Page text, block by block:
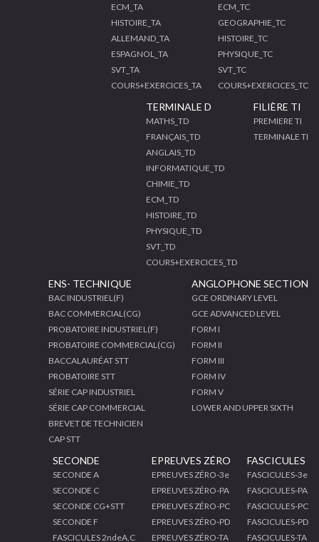
ECM_TA
HISTOIRE_TA
ALLEMAND_TA
ESPAGNOL_TA
SVT_TA
COURS+EXERCICES_TA
ECM_TC
GEOGRAPHIE_TC
HISTOIRE_TC
PHYSIQUE_TC
SVT_TC
COURS+EXERCICES_TC
TERMINALE D
MATHS_TD
FRANÇAIS_TD
ANGLAIS_TD
INFORMATIQUE_TD
CHIMIE_TD
ECM_TD
HISTOIRE_TD
PHYSIQUE_TD
SVT_TD
COURS+EXERCICES_TD
FILIÈRE TI
PREMIERE TI
TERMINALE TI
ENS- TECHNIQUE
BAC INDUSTRIEL(F)
BAC COMMERCIAL(CG)
PROBATOIRE INDUSTRIEL(F)
PROBATOIRE COMMERCIAL(CG)
BACCALAURÉAT STT
PROBATOIRE STT
SÉRIE CAP INDUSTRIEL
SÉRIE CAP COMMERCIAL
BREVET DE TECHNICIEN
CAP STT
ANGLOPHONE SECTION
GCE ORDINARY LEVEL
GCE ADVANCED LEVEL
FORM I
FORM II
FORM III
FORM IV
FORM V
LOWER AND UPPER SIXTH
SECONDE
SECONDE A
SECONDE C
SECONDE CG+STT
SECONDE F
FASCICULES 2ndeA,C
EPREUVES ZÉRO
EPREUVES ZÉRO-3e
EPREUVES ZÉRO-PA
EPREUVES ZÉRO-PC
EPREUVES ZÉRO-PD
EPREUVES ZÉRO-TA
FASCICULES
FASCICULES-3e
FASCICULES-PA
FASCICULES-PC
FASCICULES-PD
FASCICULES-TA